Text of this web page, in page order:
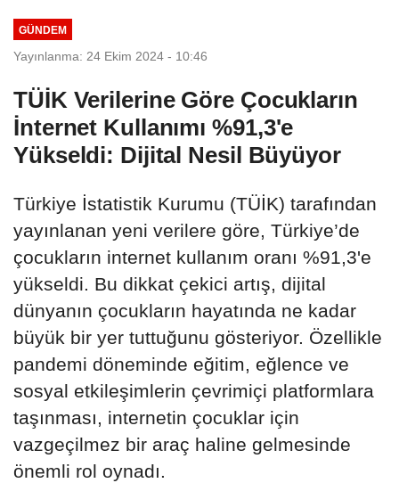
GÜNDEM
Yayınlanma: 24 Ekim 2024 - 10:46
TÜİK Verilerine Göre Çocukların
İnternet Kullanımı %91,3'e
Yükseldi: Dijital Nesil Büyüyor
Türkiye İstatistik Kurumu (TÜİK) tarafından
yayınlanan yeni verilere göre, Türkiye’de
çocukların internet kullanım oranı %91,3'e
yükseldi. Bu dikkat çekici artış, dijital
dünyanın çocukların hayatında ne kadar
büyük bir yer tuttuğunu gösteriyor. Özellikle
pandemi döneminde eğitim, eğlence ve
sosyal etkileşimlerin çevrimiçi platformlara
taşınması, internetin çocuklar için
vazgeçilmez bir araç haline gelmesinde
önemli rol oynadı.